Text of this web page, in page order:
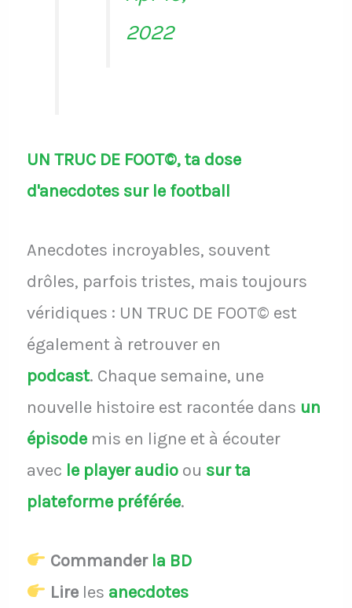
2022
UN TRUC DE FOOT©, ta dose
d'anecdotes sur le football
Anecdotes incroyables, souvent
drôles, parfois tristes, mais toujours
véridiques : UN TRUC DE FOOT© est
également à retrouver en
podcast. Chaque semaine, une
nouvelle histoire est racontée dans un
épisodemis en ligne et à écouter
avec le player audio ou sur ta
plateforme préférée.
Commander la BD
Lireles anecdotes